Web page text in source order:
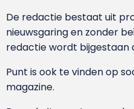
De redactie bestaat uit
nieuwsgaring en zonder
redactie wordt bijgestaan
Punt is ook te vinden op
magazine.